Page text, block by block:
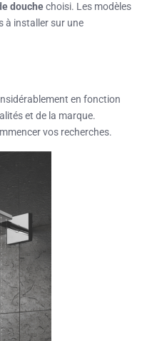
douchechoisi. Les modèles
à installer sur une
en fonction
et de la marque.
vos recherches.